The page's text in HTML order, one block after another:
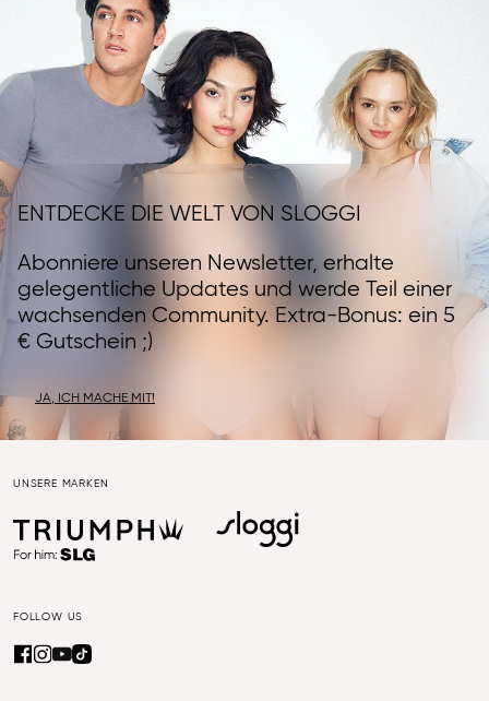
ENTDECKE DIE WELT VON SLOGGI
Abonniere unseren Newsletter, erhalte
gelegentliche Updates und werde Teil einer
wachsenden Community. Extra-Bonus: ein 5
€ Gutschein ;)
JA, ICH MACHE MIT!
UNSERE MARKEN
FOLLOW US